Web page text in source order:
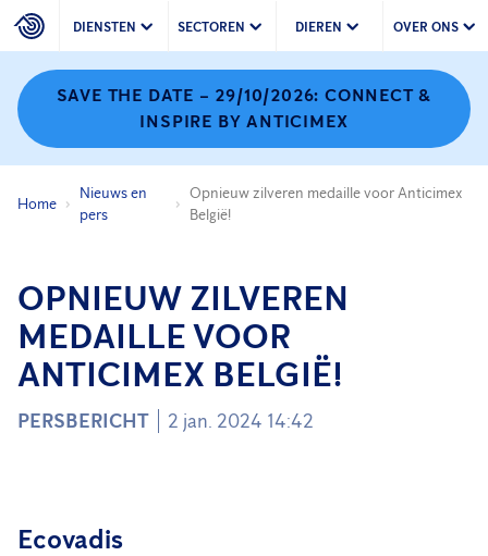
DIENSTEN SECTOREN DIEREN OVER ONS
SAVE THE DATE – 29/10/2026: CONNECT &
INSPIRE BY ANTICIMEX
Home
Nieuws en
pers
Opnieuw zilveren medaille voor Anticimex
België!
OPNIEUW ZILVEREN
MEDAILLE VOOR
ANTICIMEX BELGIË!
PERSBERICHT 2 jan. 2024 14:42
Ecovadis